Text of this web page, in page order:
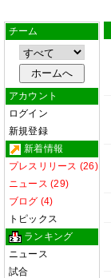
チーム
アカウント
ログイン
新規登録
新着情報
プレスリリース (26)
ニュース (29)
ブログ (4)
トピックス
ランキング
ニュース
試合